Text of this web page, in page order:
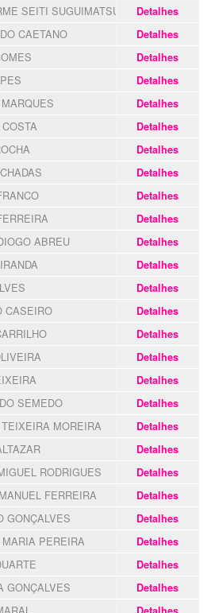
SEITI SUGUIMATSU Detalhes
CAETANO Detalhes
Detalhes
Detalhes
Detalhes
Detalhes
Detalhes
Detalhes
Detalhes
Detalhes
ABREU Detalhes
Detalhes
Detalhes
CASEIRO Detalhes
Detalhes
Detalhes
Detalhes
SEMEDO Detalhes
MOREIRA Detalhes
Detalhes
RODRIGUES Detalhes
FERREIRA Detalhes
GONÇALVES Detalhes
PEREIRA Detalhes
Detalhes
GONÇALVES Detalhes